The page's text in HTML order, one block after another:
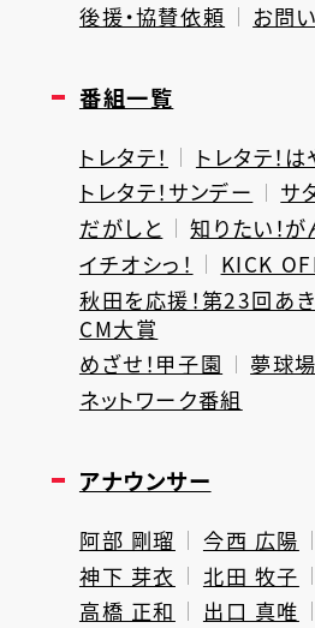
後援・協賛依頼
お問
番組一覧
トレタテ！
トレタテ！
トレタテ！サンデー
サ
だがしと
知りたい！
イチオシっ！
KICK
秋田を応援！第23回あ
CM大賞
めざせ！甲子園
夢球
ネットワーク番組
アナウンサー
阿部 剛瑠 今西 広陽
神下 芽衣
北田 牧子
高橋 正和
出口 真唯